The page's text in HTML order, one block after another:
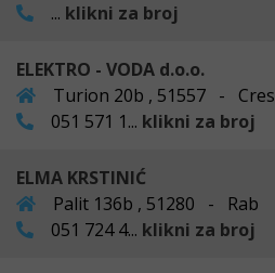
... klikni za broj
ELEKTRO - VODA d.o.o.
Turion 20b , 51557 - Cres
051 571 1... klikni za broj
ELMA KRSTINIĆ
Palit 136b , 51280 - Rab
051 724 4... klikni za broj